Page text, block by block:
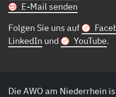
E-Mail senden
Folgen Sie uns auf
LinkedIn und YouTube.
Die AWO am Niederrhein